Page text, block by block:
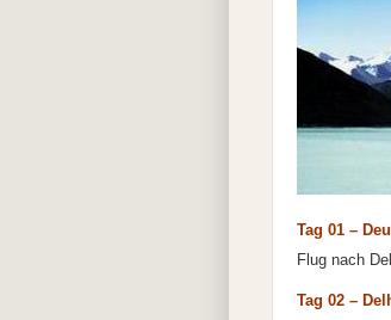
Tag 01 –
Flug nach
Tag 02 –